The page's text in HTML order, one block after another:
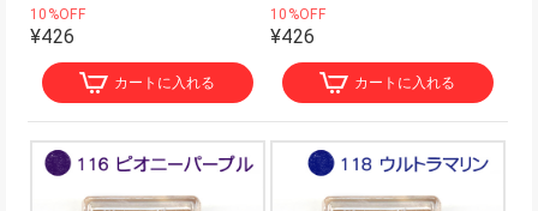
10%OFF
¥426
カートに入れる
10%OFF
¥426
カートに入れる